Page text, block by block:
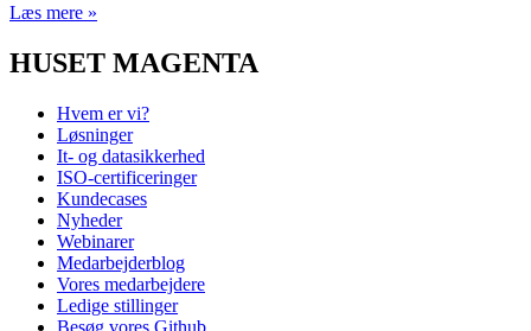
Læs mere »
HUSET MAGENTA
Hvem er vi?
Løsninger
It- og datasikkerhed
ISO-certificeringer
Kundecases
Nyheder
Webinarer
Medarbejderblog
Vores medarbejdere
Ledige stillinger
Besøg vores Github